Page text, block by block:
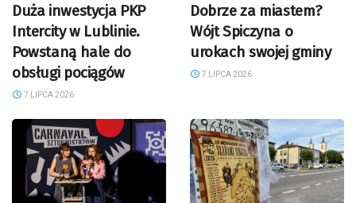
Duża inwestycja PKP
Intercity w Lublinie.
Powstaną hale do
obsługi pociągów
7 LIPCA 2026
Dobrze za miastem?
Wójt Spiczyna o
urokach swojej gminy
7 LIPCA 2026